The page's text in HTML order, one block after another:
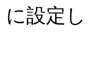
に設定